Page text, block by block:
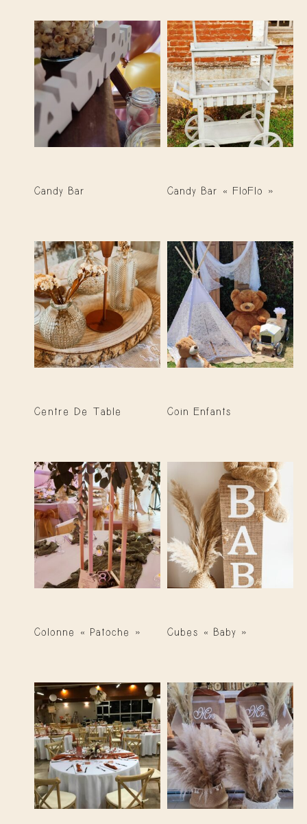
Candy Bar Candy Bar « FloFlo »
Centre De Table Coin Enfants
Colonne « Patoche » Cubes « Baby »